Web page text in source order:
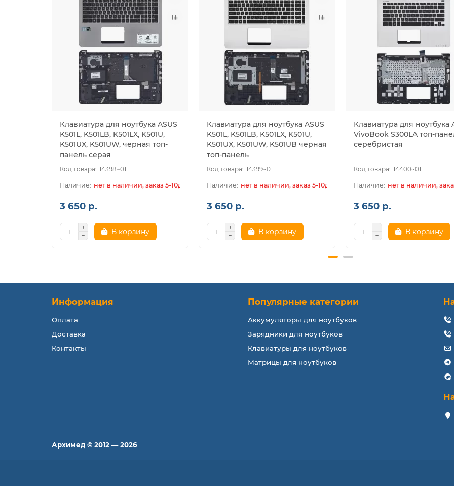
Клавиатура для ноутбука ASUS
K501L, K501LB, K501LX, K501U,
K501UX, K501UW, черная топ-
панель серая
14398~01
нет в наличии, заказ 5-10дн.
3 650 р.
В корзину
Клавиатура для ноутбука ASUS
K501L, K501LB, K501LX, K501U,
K501UX, K501UW, K501UB черная
топ-панель
14399~01
нет в наличии, заказ 5-10дн.
3 650 р.
В корзину
Клавиатура для ноутбука
VivoBook S300LA топ-
серебристая
14400~01
нет в наличии,
3 650 р.
В корзину
Информация
Оплата
Доставка
Контакты
Популярные категории
Аккумуляторы для ноутбуков
Зарядники для ноутбуков
Клавиатуры для ноутбуков
Матрицы для ноутбуков
Архимед © 2012 — 2026